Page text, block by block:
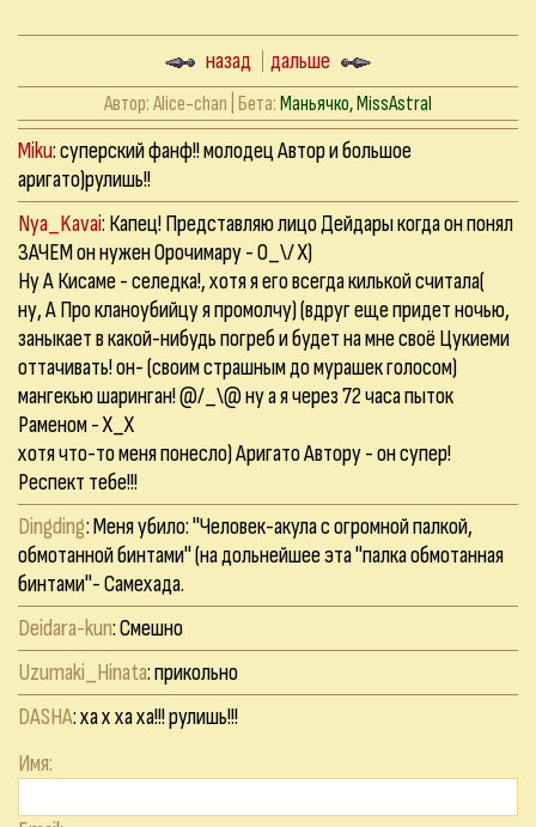
назад дальше
Автор:Alice-chan | Бета:Маньячко, MissAstral
Miku: суперский фанф!! молодец Автор и большое
аригато)рулишь!!
Nya_Kavai: Капец! Представляю лицо Дейдары когда он понял
ЗАЧЕМ он нужен Орочимару - О_\/ Х)
Ну А Кисаме - селедка!, хотя я его всегда килькой считала(
ну, А Про кланоубийцу я промолчу) (вдруг еще придет ночью,
заныкает в какой-нибудь погреб и будет на мне своё Цукиеми
оттачивать! он- (своим страшным до мурашек голосом)
мангекью шаринган! @/_\@ ну а я через 72 часа пыток
Раменом - Х_Х
хотя что-то меня понесло) Аригато Автору - он супер!
Респект тебе!!!
Dingding: Меня убило: "Человек-акула с огромной палкой,
обмотанной бинтами" (на дольнейшее эта "палка обмотанная
бинтами"- Самехада.
Deidara-kun: Смешно
Uzumaki_Hinata: прикольно
DASHA: ха х ха ха!!! рулишь!!!
Имя: